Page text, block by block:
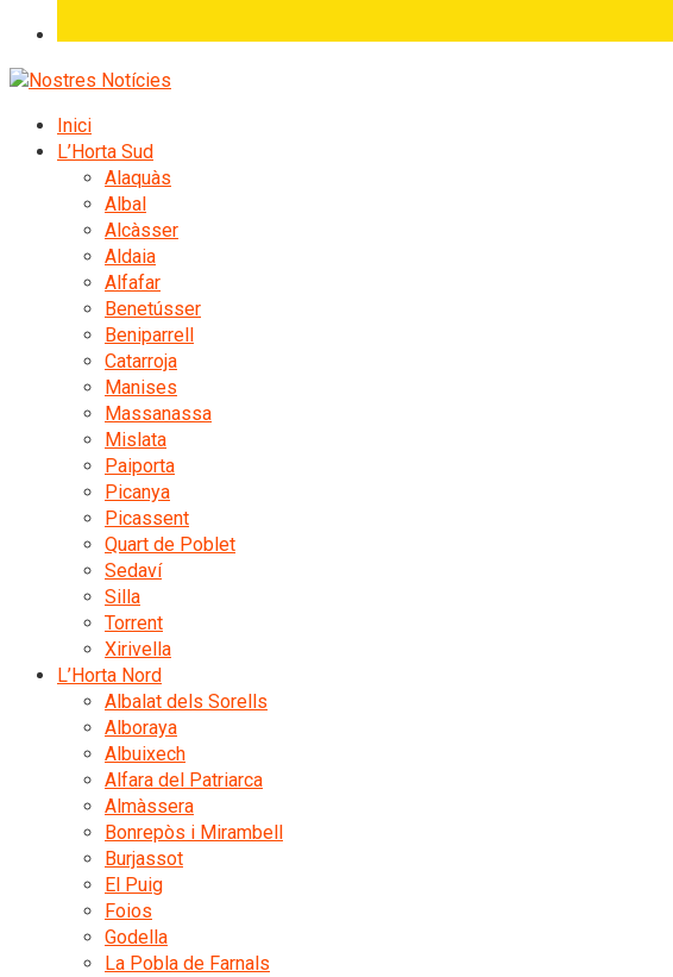
Inici
L’Horta Sud
Alaquàs
Albal
Alcàsser
Aldaia
Alfafar
Benetússer
Beniparrell
Catarroja
Manises
Massanassa
Mislata
Paiporta
Picanya
Picassent
Quart de Poblet
Sedaví
Silla
Torrent
Xirivella
L’Horta Nord
Albalat dels Sorells
Alboraya
Albuixech
Alfara del Patriarca
Almàssera
Bonrepòs i Mirambell
Burjassot
El Puig
Foios
Godella
La Pobla de Farnals